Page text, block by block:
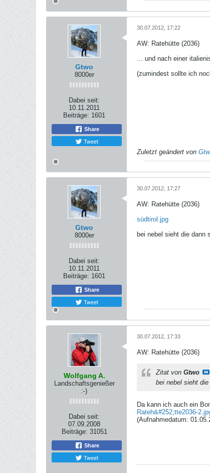
Gtwo
8000er
Dabei seit:
10.11.2011
Beiträge: 1601
Share
Tweet
30.07.2012, 17:22
AW: Ratehütte (2036)
... und nach einer
(zumindest sollte ich
Zuletzt geändert von
Gtwo
8000er
Dabei seit:
10.11.2011
Beiträge: 1601
Share
Tweet
30.07.2012, 17:27
AW: Ratehütte (2036)
südtirol.jpg
bei nebel sieht die dann
Wolfgang A.
Landschaftsgenießer
:-)
Dabei seit:
07.09.2008
Beiträge: 31051
Share
Tweet
30.07.2012, 17:33
AW: Ratehütte (2036)
Zitat von Gtwo
bei nebel sieht
Da kann ich auch ein
Rateh&#252;tte2036-
(Aufnahmedatum: